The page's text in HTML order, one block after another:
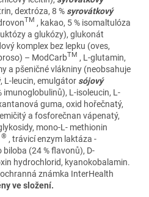
dextróza, 8 % syrovátkový
TM , kakao, 5 % isomaltulóza
a glukózy), glukonát
komplex bez lepku (oves,
– ModCarbTM , L-glutamin,
a pšeničné vlákniny (neobsahuje
L-leucin, emulgátor sójový
imunoglobulinů), L-isoleucin, L-
guma, oxid hořečnatý,
a fosforečnan vápenatý,
mono-L- methionin
® , trávicí enzym laktáza -
biloba (24 % flavonů), D-
hydrochlorid, kyanokobalamin.
známka InterHealth
ve složení.